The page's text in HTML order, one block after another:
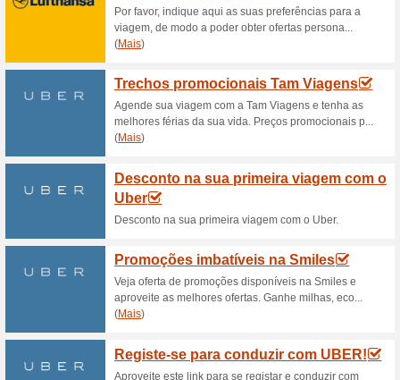
Veja a oferta da LogiTravel!
o link e não perca a
Logitravel: Visite
67% funcionou
Veja a ofert a oferta
e poupe até 6% ! Siga o link